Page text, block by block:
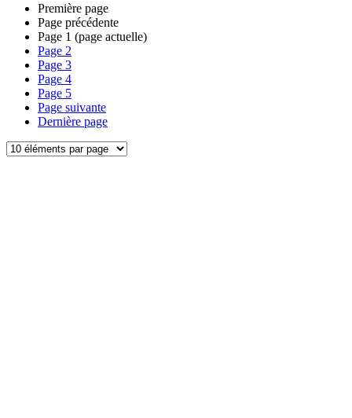
Première page
Page précédente
Page 1 (page actuelle)
Page 2
Page 3
Page 4
Page 5
Page suivante
Dernière page